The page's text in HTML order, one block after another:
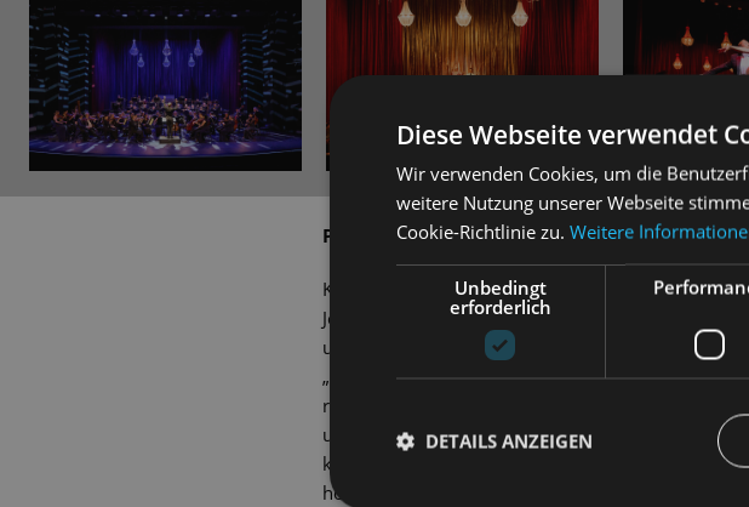
Premiere am 25. Oktober
Kaum ein anderer Komponist hat sich mit seinen
Johann Strauss Sohn. Hört man seinen Namen,
und zieht die schöne, blaue Donau in sanften
„Walzerkönig“ fast 500 Walzer, Mazurkas, Polkas
reiht sich ein Hit an den nächsten. Die Einfälle zu
unmöglichsten Gelegenheiten. In der ganzen
kostbaren Melodien zu verlieren. Sogar unterwegs
hoteleigene Leinentuch oder eine Caféhaus-
Diese Webseite verwendet
Wir verwenden Cookies, um die
weitere Nutzung unserer Webseite
Cookie-Richtlinie zu. Weitere
Unbedingt
erforderlich
DETAILS ANZEIGEN